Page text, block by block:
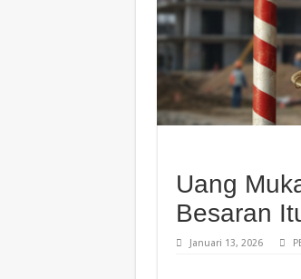
Uang
Besaran
Januari 13, 2026